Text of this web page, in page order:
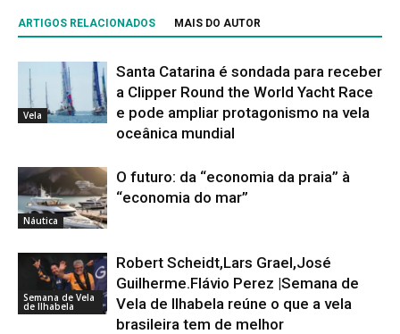
ARTIGOS RELACIONADOS MAIS DO AUTOR
Vela
Santa Catarina é sondada para receber
a Clipper Round the World Yacht Race
e pode ampliar protagonismo na vela
oceânica mundial
Náutica
O futuro: da “economia da praia” à
“economia do mar”
Semana de Vela
de Ilhabela
Robert Scheidt,Lars Grael,José
Guilherme.Flávio Perez |Semana de
Vela de Ilhabela reúne o que a vela
brasileira tem de melhor